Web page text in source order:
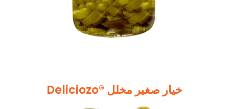
Deliciozo® خیار صغیر مخلل